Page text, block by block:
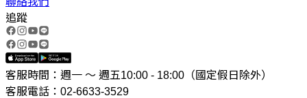
追蹤
客服時間：週一 ～ 週五10:00 - 18:00（國定假日除外）
客服電話：02-6633-3529